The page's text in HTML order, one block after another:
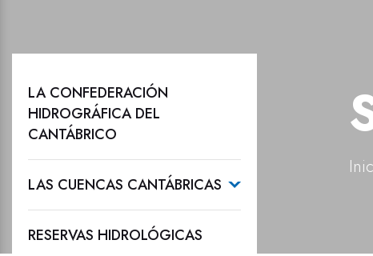
LA CONFEDERACIÓN
HIDROGRÁFICA DEL
CANTÁBRICO
LAS CUENCAS CANTÁBRICAS
RESERVAS HIDROLÓGICAS